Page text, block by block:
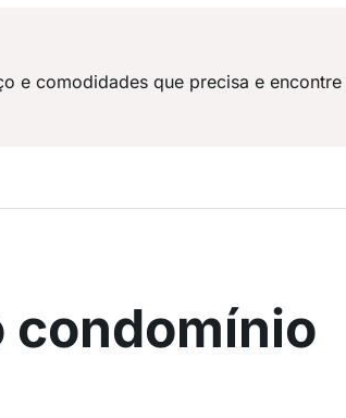
e comodidades que precisa e encontre
condomínio